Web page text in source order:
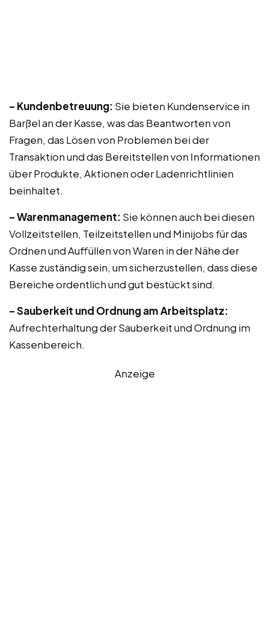
– Kundenbetreuung: Sie bieten Kundenservice in
Barßel an der Kasse, was das Beantworten von
Fragen, das Lösen von Problemen bei der
Transaktion und das Bereitstellen von Informationen
über Produkte, Aktionen oder Ladenrichtlinien
beinhaltet.
– Warenmanagement: Sie können auch bei diesen
Vollzeitstellen, Teilzeitstellen und Minijobs für das
Ordnen und Auffüllen von Waren in der Nähe der
Kasse zuständig sein, um sicherzustellen, dass diese
Bereiche ordentlich und gut bestückt sind.
– Sauberkeit und Ordnung am Arbeitsplatz:
Aufrechterhaltung der Sauberkeit und Ordnung im
Kassenbereich.
Anzeige